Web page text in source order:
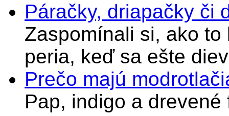
Páračky, driapačky či
Zaspomínali si, ako
peria, keď sa ešte
Prečo majú
Pap, indigo a drevené